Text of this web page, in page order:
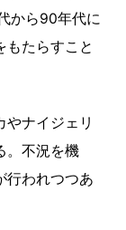
から90年代に
もたらすこと
やナイジェリ
。不況を機
行われつつあ